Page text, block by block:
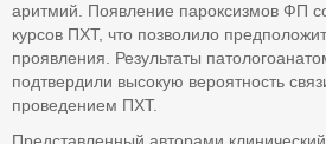
аритмий. Появление пароксизмов ФП
курсов ПХТ, что позволило
проявления. Результаты
подтвердили высокую вероятность
проведением ПХТ.